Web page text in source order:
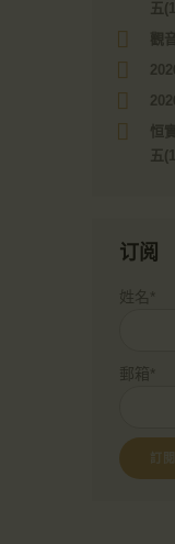
五
觀
恒
五
订阅
姓名*
郵箱*